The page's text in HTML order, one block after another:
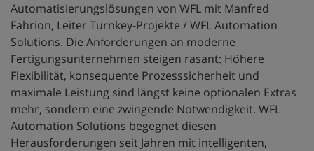
Automatisierungslösungen von WFL mit Manfred
Fahrion, Leiter Turnkey-Projekte / WFL Automation
Solutions. Die Anforderungen an moderne
Fertigungsunternehmen steigen rasant: Höhere
Flexibilität, konsequente Prozesssicherheit und
maximale Leistung sind längst keine optionalen Extras
mehr, sondern eine zwingende Notwendigkeit. WFL
Automation Solutions begegnet diesen
Herausforderungen seit Jahren mit intelligenten,